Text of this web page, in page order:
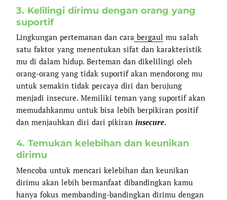
3. Kelilingi dirimu dengan orang yang
suportif
Lingkungan pertemanan dan cara bergaul mu salah
satu faktor yang menentukan sifat dan karakteristik
mu di dalam hidup. Berteman dan dikelilingi oleh
orang-orang yang tidak suportif akan mendorong mu
untuk semakin tidak percaya diri dan berujung
menjadi insecure. Memiliki teman yang suportif akan
memudahkanmu untuk bisa lebih berpikiran positif
dan menjauhkan diri dari pikiraninsecure.
4. Temukan kelebihan dan keunikan
dirimu
Mencoba untuk mencari kelebihan dan keunikan
dirimu akan lebih bermanfaat dibandingkan kamu
hanya fokus membanding-bandingkan dirimu dengan